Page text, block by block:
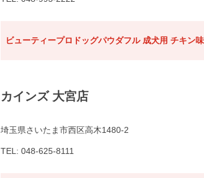
ビューティープロドッグパウダフル 成犬用 チキン
カインズ 大宮店
埼玉県さいたま市西区高木1480-2
TEL: 048-625-8111